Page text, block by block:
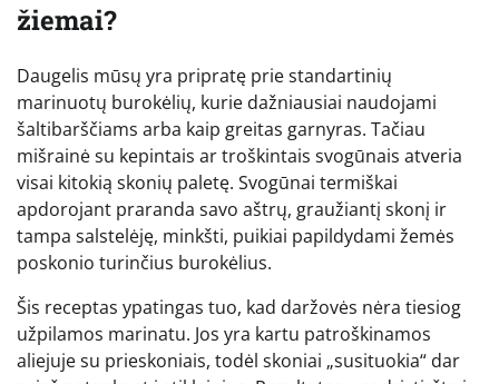
žiemai?
Daugelis mūsų yra pripratę prie standartinių
marinuotų burokėlių, kurie dažniausiai naudojami
šaltibarščiams arba kaip greitas garnyras. Tačiau
mišrainė su kepintais ar troškintais svogūnais atveria
visai kitokią skonių paletę. Svogūnai termiškai
apdorojant praranda savo aštrų, graužiantį skonį ir
tampa salstelėję, minkšti, puikiai papildydami žemės
poskonio turinčius burokėlius.
Šis receptas ypatingas tuo, kad daržovės nėra tiesiog
užpilamos marinatu. Jos yra kartu patroškinamos
aliejuje su prieskoniais, todėl skoniai „susituokia“ dar